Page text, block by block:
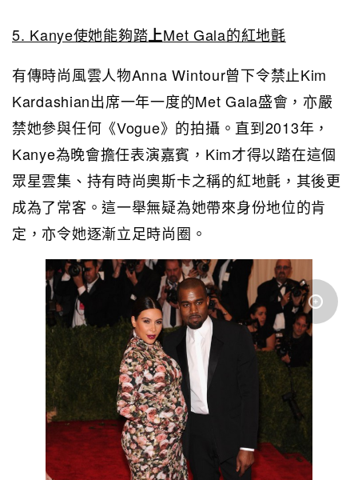
5. Kanye使她能夠踏上Met Gala的紅地氈
有傳時尚風雲人物Anna Wintour曾下令禁止Kim
Kardashian出席一年一度的Met Gala盛會，亦嚴
禁她參與任何《Vogue》的拍攝。直到2013年，
Kanye為晚會擔任表演嘉賓，Kim才得以踏在這個
眾星雲集、持有時尚奧斯卡之稱的紅地氈，其後更
成為了常客。這一舉無疑為她帶來身份地位的肯
定，亦令她逐漸立足時尚圈。